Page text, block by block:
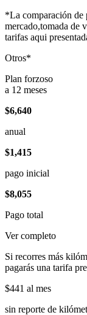
*La comparación de
mercado,tomada de
tarifas aqui
Otros*
Plan forzoso
a 12 meses
$6,640
anual
$1,415
pago inicial
$8,055
Pago total
Ver completo
Si recorres más
pagarás una tarifa
$441 al mes
sin reporte de